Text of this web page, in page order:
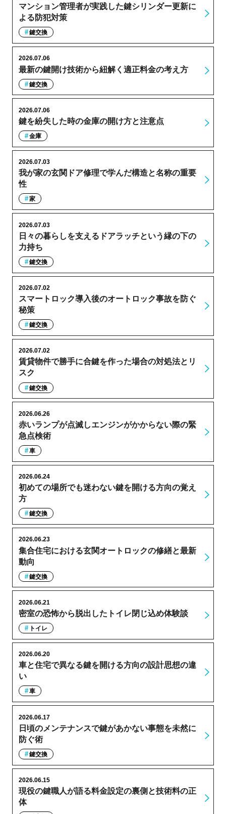
マンション管理者が実践した鍵シリンダー更新に
よる防犯対策
鍵交換
最新の鍵開け技術から紐解く適正料金の考え方
2026.07.06
鍵交換
鍵を紛失した時の金庫の開け方と注意点
2026.07.06
金庫
我が家の玄関ドア修理で学んだ構造と名称の重要
性
2026.07.03
家
日々の暮らしを支えるドアラッチという縁の下の
力持ち
2026.07.03
鍵交換
スマートロック導入後のオートロック事故を防ぐ
秘策
2026.07.02
鍵交換
賃貸物件で勝手に合鍵を作った場合の対処法とリ
スク
2026.07.02
鍵交換
赤いランプが点滅しエンジンがかからない際の緊
急点検術
2026.06.26
車
初めての場所でも迷わない鍵を開ける方向の覚え
方
2026.06.24
鍵交換
集合住宅における玄関オートロックの修繕と最新
動向
2026.06.23
鍵交換
密室の恐怖から脱出したトイレ閉じ込め体験談
2026.06.21
トイレ
車と住宅で異なる鍵を開ける方向の設計思想の違
い
2026.06.20
車
日頃のメンテナンスで鍵があかない事態を未然に
防ぐ術
2026.06.17
鍵交換
現役の鍵職人が語る料金設定の裏側と技術料の正
体
2026.06.15